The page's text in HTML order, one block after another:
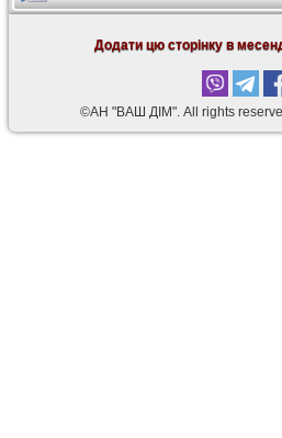
Додати цю сторінку в
©АН "ВАШ ДІМ". Аll rights